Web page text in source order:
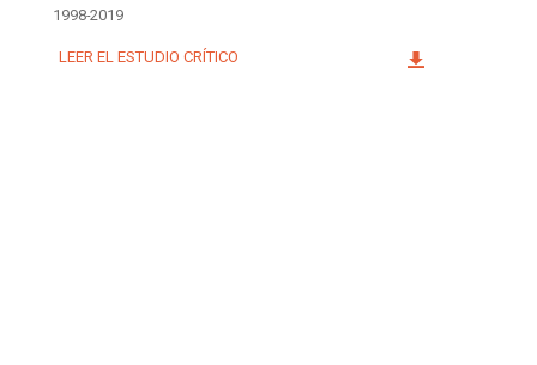
1998-2019
LEER EL ESTUDIO CRÍTICO